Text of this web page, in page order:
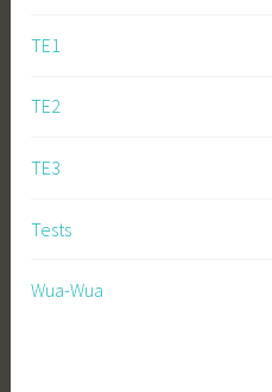
TE1
TE2
TE3
Tests
Wua-Wua